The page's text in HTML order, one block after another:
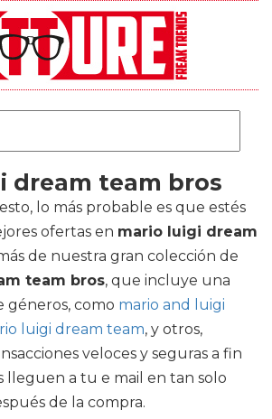
dream team bros
lo más probable es que estés
ofertas en mario luigi dream
de nuestra gran colección de
team bros, que incluye una
géneros, como mario and luigi
luigi dream team, y otros,
veloces y seguras a fin
lleguen a tu e mail en tan solo
de la compra.